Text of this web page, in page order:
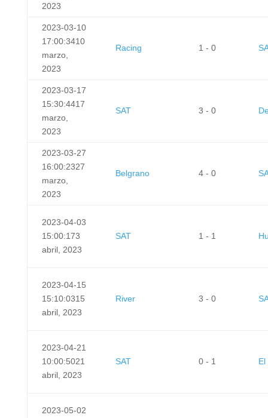
2023
2023-03-10
17:00:3410
marzo,
2023
Racing 1 - 0
2023-03-17
15:30:4417
marzo,
2023
SAT 3 - 0
2023-03-27
16:00:2327
marzo,
2023
Belgrano 4 - 0
2023-04-03
15:00:173
abril, 2023
SAT 1 - 1
2023-04-15
15:10:0315
abril, 2023
River 3 - 0
2023-04-21
10:00:5021
abril, 2023
SAT 0 - 1 El
2023-05-02